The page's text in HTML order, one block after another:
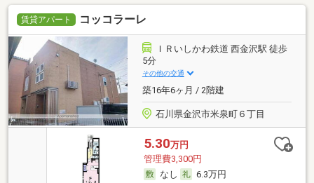
賃貸アパート コッコラーレ
ＩＲいしかわ鉄道 西金沢駅 徒歩
5分
その他の交通
築16年6ヶ月 / 2階建
石川県金沢市米泉町６丁目
5.30万円
管理費3,300円
なし
6.3万円